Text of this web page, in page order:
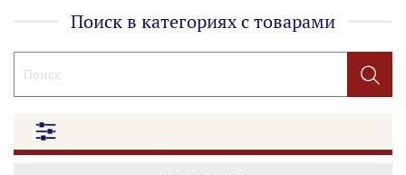
Поиск в категориях с товарами